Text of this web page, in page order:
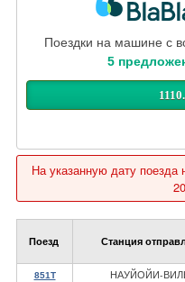
Поездки на машине с
5
На указанную дату поезда
Поезд Станция
851Т НАУЙОЙИ-